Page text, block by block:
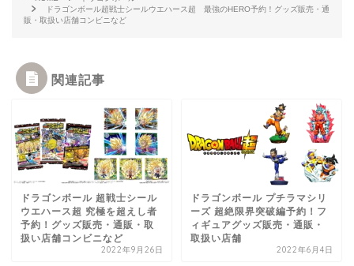
ドラゴンボール超戦士シールウエハース超 最強のHERO予約！グッズ販売・通
販・取扱い店舗コンビニなど
関連記事
ドラゴンボール 超戦士シール
ウエハース超 究極を超えし者
予約！グッズ販売・通販・取
扱い店舗コンビニなど
2022年9月26日
ドラゴンボール プチラマシリ
ーズ 超絶限界突破編予約！フ
ィギュアグッズ販売・通販・
取扱い店舗
2022年6月4日